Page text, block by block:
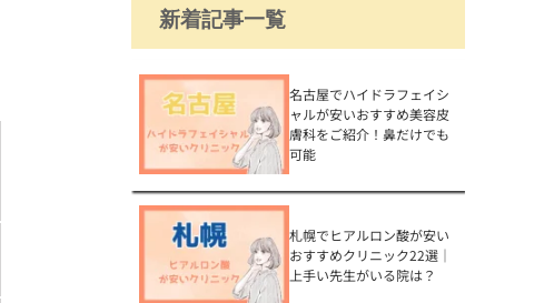
新着記事一覧
名古屋でハイドラフェイシ
ャルが安いおすすめ美容皮
膚科をご紹介！鼻だけでも
可能
札幌でヒアルロン酸が安い
おすすめクリニック22選｜
上手い先生がいる院は？